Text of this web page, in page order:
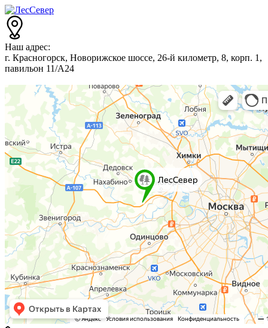
Наш адрес:
г. Красногорск, Новорижское шоссе, 26-й километр, 8, корп. 1,
павильон 11/А24